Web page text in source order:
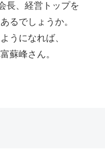
長、経営トップを
るでしょうか。
うになれば、
蘇峰さん。